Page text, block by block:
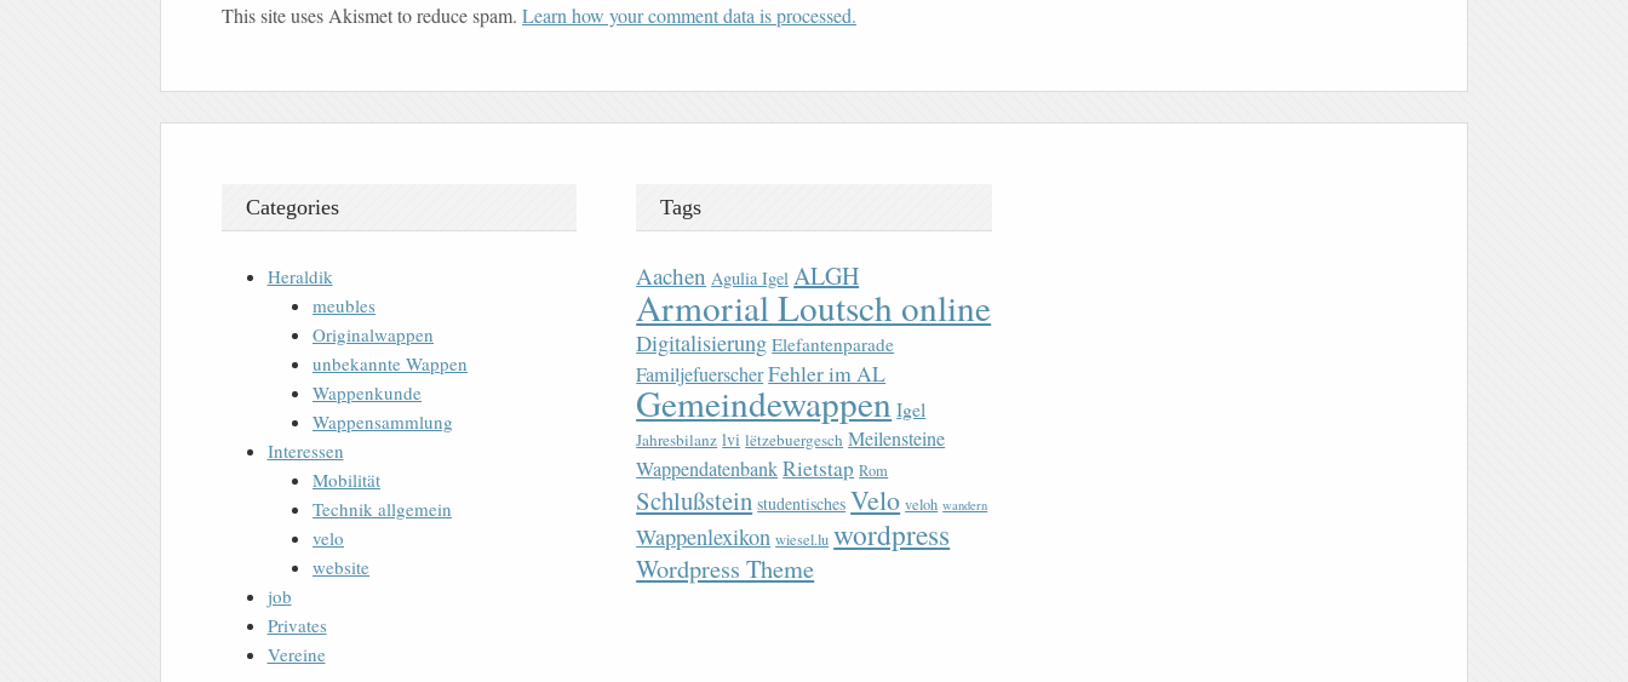
This site uses Akismet to reduce spam. Learn how your comment data is processed.
Categories
Heraldik
meubles
Originalwappen
unbekannte Wappen
Wappenkunde
Wappensammlung
Interessen
Mobilität
Technik allgemein
velo
website
job
Privates
Vereine
Tags
Aachen Agulia Igel ALGH
Armorial Loutsch online
Digitalisierung Elefantenparade
FamiljefuerscherFehler im AL
Gemeindewappen Igel
Jahresbilanz lvi lëtzebuergesch Meilensteine
WappendatenbankRietstap Rom
Schlußstein studentisches Velo veloh wandern
Wappenlexikon wiesel.lu wordpress
Wordpress Theme